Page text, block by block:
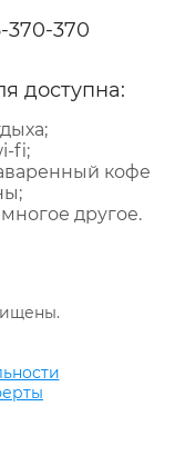
370-370
доступна:
fi;
кофе
другое.